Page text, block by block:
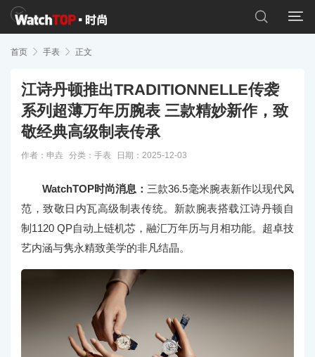


首页  手表  正文
江诗丹顿推出TRADITIONNELLE传袭
系列超薄万年历腕表 三款精妙新作，致
敬经典高级制表传承
作者：申垚 分类： 手表 日期：2025-12-03
WatchTOP时尚消息： 三款36.5毫米腕表新作以现代风
范，致敬日内瓦高级制表传统。新款腕表搭载江诗丹顿自
制1120 QP自动上链机芯，融汇万年历与月相功能。超卓技
艺内涵与隽永精致美学的非凡结晶。